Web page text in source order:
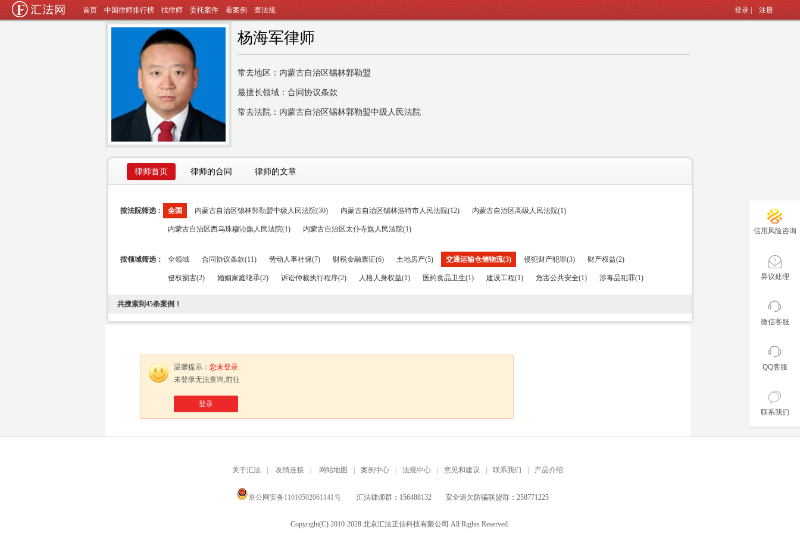
首页 中国律师排行榜 找律师 委托案件 看案例 查法规 登录| 注册
杨海军律师
常去地区：内蒙古自治区锡林郭勒盟
最擅长领域：合同协议条款
常去法院：内蒙古自治区锡林郭勒盟中级人民法院
律师首页 律师的合同 律师的文章
按法院筛选： 全国 内蒙古自治区锡林郭勒盟中级人民法院(30) 内蒙古自治区锡林浩特市人民法院(12) 内蒙古自治区高级人民法院(1)
内蒙古自治区西乌珠穆沁旗人民法院(1) 内蒙古自治区太仆寺旗人民法院(1)
按领域筛选： 全领域 合同协议条款(11) 劳动人事社保(7) 财税金融票证(6) 土地房产(5) 交通运输仓储物流(3) 侵犯财产犯罪(3) 财产权益(2)
侵权损害(2) 婚姻家庭继承(2) 诉讼仲裁执行程序(2) 人格人身权益(1) 医药食品卫生(1) 建设工程(1) 危害公共安全(1) 涉毒品犯罪(1)
共搜索到45条案例！
温馨提示： 您未登录.
未登录无法查询,前往
登录
信用风险咨询
异议处理
微信客服
QQ客服
联系我们
关于汇法 友情连接 网站地图 案例中心 法规中心 意见和建议 联系我们 产品介绍
京公网安备11010502061141号 汇法律师群：156488132 安全追欠防骗联盟群：258771225
Copyright(C) 2010-2028 北京汇法正信科技有限公司 All Rights Reserved.